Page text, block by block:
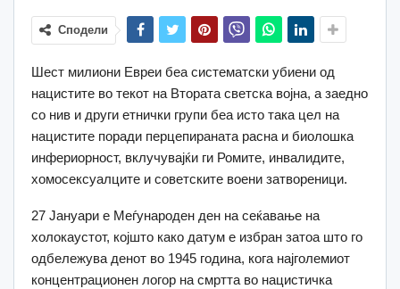
Сподели
Шест милиони Евреи беа систематски убиени од
нацистите во текот на Втората светска војна, а заедно
со нив и други етнички групи беа исто така цел на
нацистите поради перцепираната расна и биолошка
инфериорност, вклучувајќи ги Ромите, инвалидите,
хомосексуалците и советските воени затвореници.
27 Јануари е Меѓународен ден на сеќавање на
холокаустот, којшто како датум е избран затоа што го
одбележува денот во 1945 година, кога најголемиот
концентрационен логор на смртта во нацистичка